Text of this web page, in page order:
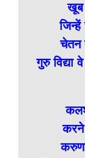
खूब
जिन्हें
चेतन
गुरु विद्या
करने